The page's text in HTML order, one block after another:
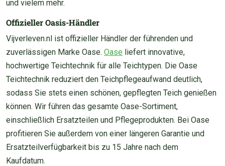
und vielem mehr.
Offizieller Oasis-Händler
Vijverleven.nl ist offizieller Händler der führenden und
zuverlässigen Marke Oase. Oase liefert innovative,
hochwertige Teichtechnik für alle Teichtypen. Die Oase
Teichtechnik reduziert den Teichpflegeaufwand deutlich,
sodass Sie stets einen schönen, gepflegten Teich genießen
können. Wir führen das gesamte Oase-Sortiment,
einschließlich Ersatzteilen und Pflegeprodukten. Bei Oase
profitieren Sie außerdem von einer längeren Garantie und
Ersatzteilverfügbarkeit bis zu 15 Jahre nach dem
Kaufdatum.